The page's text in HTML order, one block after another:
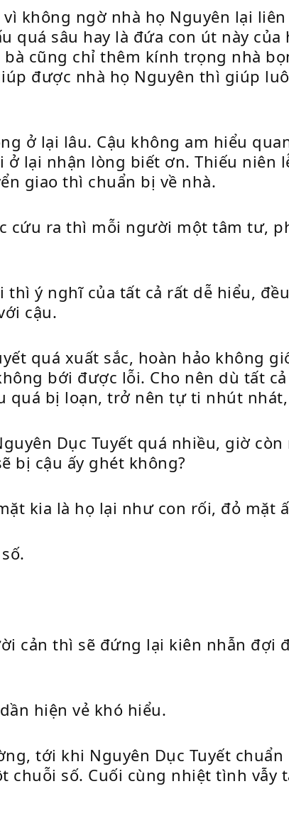
vì không ngờ nhà họ Nguyên lại
quá sâu hay là đứa con út này
cũng chỉ thêm kính trọng nhà
được nhà họ Nguyên thì giúp
ở lại lâu. Cậu không am hiểu
lại nhận lòng biết ơn. Thiếu niên
giao thì chuẩn bị về nhà.
cứu ra thì mỗi người một tâm tư,
ý nghĩ của tất cả rất dễ hiểu,
cậu.
quá xuất sắc, hoàn hảo không
bới được lỗi. Cho nên dù tất
quá bị loạn, trở nên tự ti nhút
Dục Tuyết quá nhiều, giờ
bị cậu ấy ghét không?
kia là họ lại như con rối, đỏ mặt
cản thì sẽ đứng lại kiên nhẫn
hiện vẻ khó hiểu.
tới khi Nguyên Dục Tuyết
chuỗi số. Cuối cùng nhiệt tình